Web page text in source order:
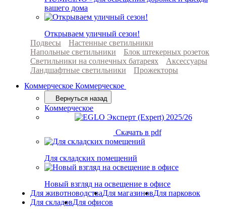
вашего дома
Открываем уличный сезон!
Подвесы
Настенные светильники
Напольные светильники
Блок штекерных розеток
Светильники на солнечных батареях
Аксессуары
Ландшафтные светильники
Прожекторы
Коммерческое Коммерческое
Вернуться назад
Коммерческое
Скачать в pdf
Для складских помещений
Новый взгляд на освещение в офисе
Для животноводстваДля магазиновДля парковок
Для складовДля офисов